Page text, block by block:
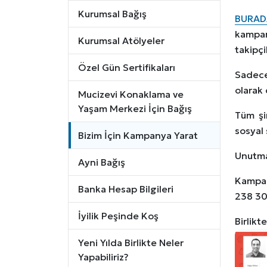
Kurumsal Bağış
Kurumsal Atölyeler
Özel Gün Sertifikaları
Mucizevi Konaklama ve
Yaşam Merkezi İçin Bağış
Bizim İçin Kampanya Yarat
Ayni Bağış
Banka Hesap Bilgileri
İyilik Peşinde Koş
Yeni Yılda Birlikte Neler
Yapabiliriz?
olarak
Tüm
238